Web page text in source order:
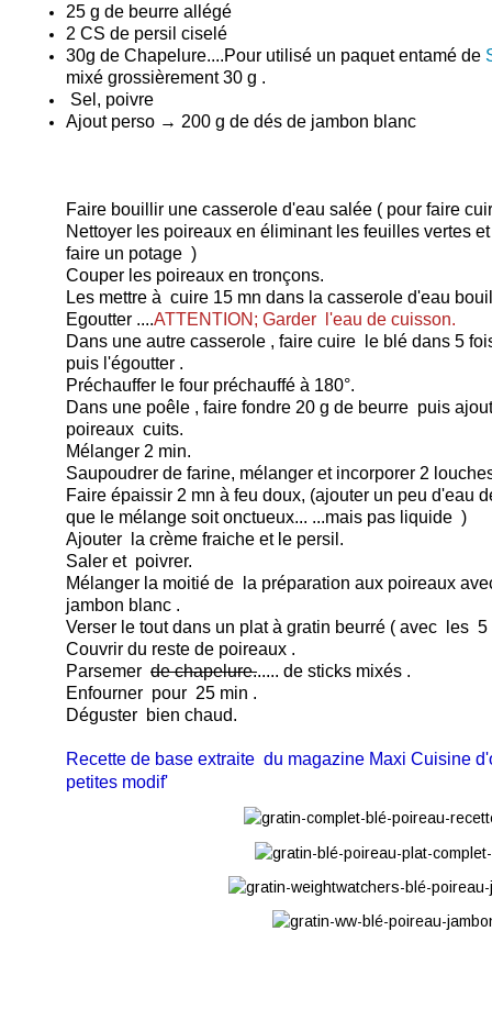
25 g de beurre allégé
2 CS de persil ciselé
30g de Chapelure....Pour utilisé un paquet entamé de
mixé grossièrement 30 g .
Sel, poivre
Ajout perso → 200 g de dés de jambon blanc
Faire bouillir une casserole d'eau salée ( pour faire
Nettoyer les poireaux en éliminant les feuilles vertes
faire un potage )
Couper les poireaux en tronçons.
Les mettre à cuire 15 mn dans la casserole d'eau
Egoutter ....ATTENTION; Garder l'eau de cuisson.
Dans une autre casserole , faire cuire le blé dans 5
puis l'égoutter .
Préchauffer le four préchauffé à 180°.
Dans une poêle , faire fondre 20 g de beurre puis
poireaux cuits.
Mélanger 2 min.
Saupoudrer de farine, mélanger et incorporer 2
Faire épaissir 2 mn à feu doux, (ajouter un peu d'eau
que le mélange soit onctueux... ...mais pas liquide )
Ajouter la crème fraiche et le persil.
Saler et poivrer.
Mélanger la moitié de la préparation aux poireaux
jambon blanc .
Verser le tout dans un plat à gratin beurré ( avec les 5
Couvrir du reste de poireaux .
Parsemer de chapelure...... de sticks mixés .
Enfourner pour 25 min .
Déguster bien chaud.
Recette de base extraite du magazine Maxi Cuisine
petites modif'